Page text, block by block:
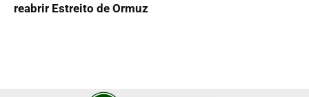
reabrir Estreito de Ormuz